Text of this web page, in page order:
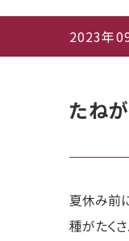
2023年09
たね
夏休み前
種がたく